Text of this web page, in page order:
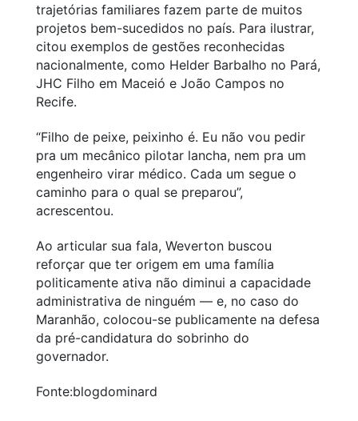
trajetórias familiares fazem parte de muitos
projetos bem-sucedidos no país. Para ilustrar,
citou exemplos de gestões reconhecidas
nacionalmente, como Helder Barbalho no Pará,
JHC Filho em Maceió e João Campos no
Recife.
“Filho de peixe, peixinho é. Eu não vou pedir
pra um mecânico pilotar lancha, nem pra um
engenheiro virar médico. Cada um segue o
caminho para o qual se preparou”,
acrescentou.
Ao articular sua fala, Weverton buscou
reforçar que ter origem em uma família
politicamente ativa não diminui a capacidade
administrativa de ninguém — e, no caso do
Maranhão, colocou-se publicamente na defesa
da pré-candidatura do sobrinho do
governador.
Fonte:blogdominard